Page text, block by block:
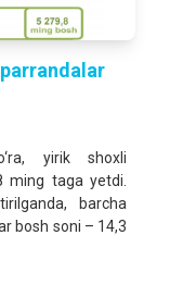
yirik shoxli
ming taga yetdi.
barcha
bosh soni – 14,3